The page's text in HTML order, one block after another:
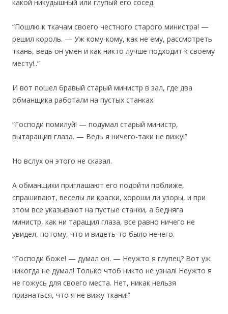
какой никудышный или глупый его сосед.
“Пошлю к ткачам своего честного старого министра! —
решил король. — Уж кому-кому, как не ему, рассмотреть
ткань, ведь он умен и как никто лучше подходит к своему
месту!..”
И вот пошел бравый старый министр в зал, где два
обманщика работали на пустых станках.
“Господи помилуй! — подумал старый министр,
вытаращив глаза. — Ведь я ничего-таки не вижу!”
Но вслух он этого не сказал.
А обманщики приглашают его подойти поближе,
спрашивают, веселы ли краски, хороши ли узоры, и при
этом все указывают на пустые станки, а бедняга
министр, как ни таращил глаза, все равно ничего не
увидел, потому, что и видеть-то было нечего.
“Господи боже! — думал он. — Неужто я глупец? Вот уж
никогда не думал! Только чтоб никто не узнал! Неужто я
не гожусь для своего места. Нет, никак нельзя
признаться, что я не вижу ткани!”